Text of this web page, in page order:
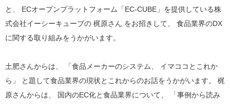
と、 ECオープンプラットフォーム「EC-CUBE」を提供している株
式会社イーシーキューブの 梶原さん をお招きして、 食品業界のDX
に関する取り組みをうかがいます。
土肥さんからは、 「食品メーカーのシステム、 イマココとこれか
ら」 と題して食品業界の現状とこれからのお話をうかがいます。 梶
原さんからは、 国内のEC化と食品業界について、 「事例から読み